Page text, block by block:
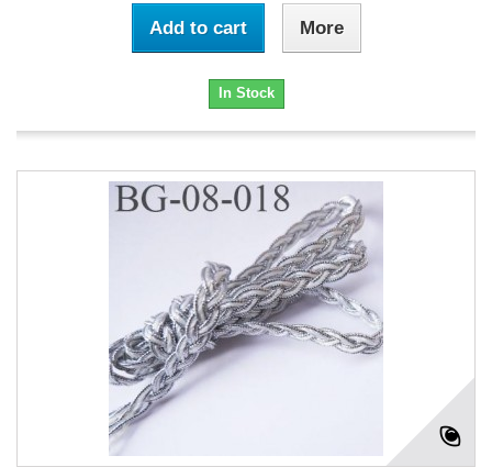
Add to cart More
In Stock